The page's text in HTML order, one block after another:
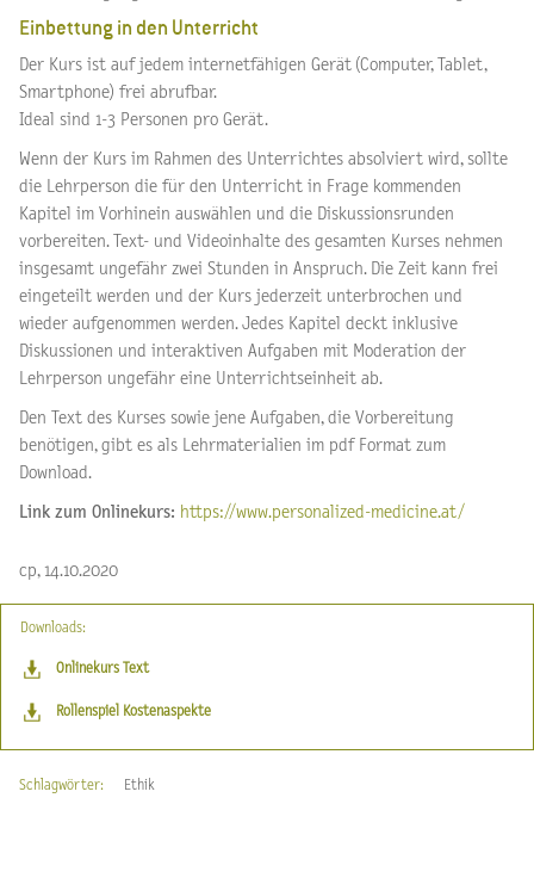
Einbettung in den Unterricht
Der Kurs ist auf jedem internetfähigen Gerät (Computer, Tablet,
Smartphone) frei abrufbar.
Ideal sind 1-3 Personen pro Gerät.
Wenn der Kurs im Rahmen des Unterrichtes absolviert wird, sollte
die Lehrperson die für den Unterricht in Frage kommenden
Kapitel im Vorhinein auswählen und die Diskussionsrunden
vorbereiten. Text- und Videoinhalte des gesamten Kurses nehmen
insgesamt ungefähr zwei Stunden in Anspruch. Die Zeit kann frei
eingeteilt werden und der Kurs jederzeit unterbrochen und
wieder aufgenommen werden. Jedes Kapitel deckt inklusive
Diskussionen und interaktiven Aufgaben mit Moderation der
Lehrperson ungefähr eine Unterrichtseinheit ab.
Den Text des Kurses sowie jene Aufgaben, die Vorbereitung
benötigen, gibt es als Lehrmaterialien im pdf Format zum
Download.
Link zum Onlinekurs: https://www.personalized-medicine.at/
cp, 14.10.2020
Downloads:
Onlinekurs Text
Rollenspiel Kostenaspekte
Schlagwörter: Ethik